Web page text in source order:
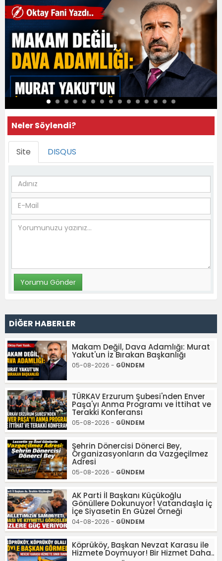
Neler Söylendi?
Site DISQUS
DİĞER HABERLER
Makam Değil, Dava Adamlığı: Murat
Yakut'un İz Bırakan Başkanlığı
05-08-2026 - GÜNDEM
TÜRKAV Erzurum Şubesi'nden Enver
Paşa'yı Anma Programı ve İttihat ve
Terakki Konferansı
05-08-2026 - GÜNDEM
Şehrin Dönercisi Dönerci Bey,
Organizasyonların da Vazgeçilmez
Adresi
05-08-2026 - GÜNDEM
AK Parti İl Başkanı Küçükoğlu
Gönüllere Dokunuyor! Vatandaşla İç
İçe Siyasetin En Güzel Örneği
04-08-2026 - GÜNDEM
Köprüköy, Başkan Nevzat Karasu ile
Hizmete Doymuyor! Bir Hizmet Daha..